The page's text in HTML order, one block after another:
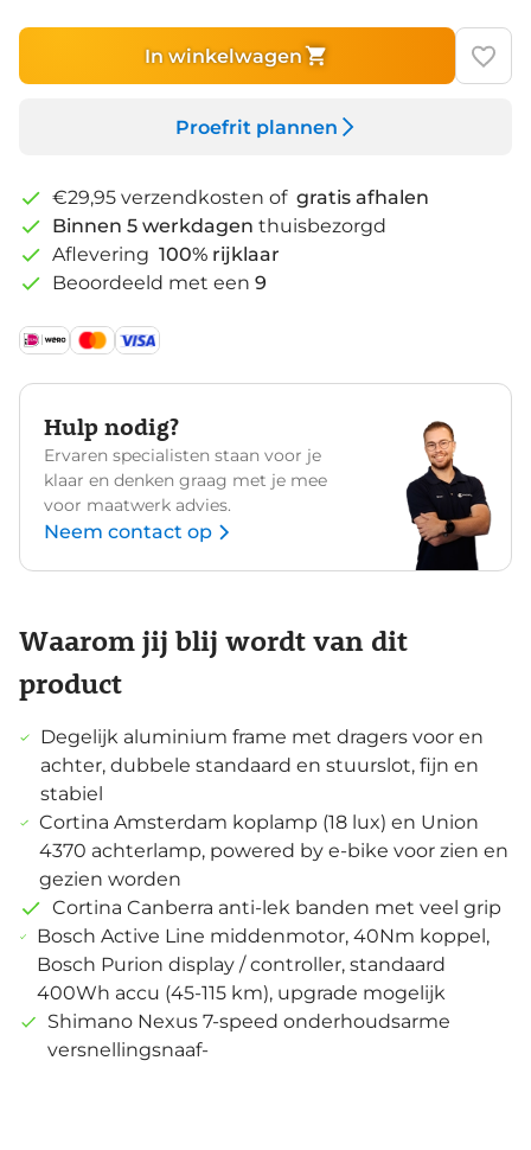
In winkelwagen
Proefrit plannen
€29,95 verzendkosten of gratis afhalen
Binnen 5 werkdagen thuisbezorgd
Aflevering 100% rijklaar
Beoordeeld met een 9
Hulp nodig?
Ervaren specialisten staan voor je
klaar en denken graag met je mee
voor maatwerk advies.
Neem contact op
Waarom jij blij wordt van dit
product
Degelijk aluminium frame met dragers voor en
achter, dubbele standaard en stuurslot, fijn en
stabiel
Cortina Amsterdam koplamp (18 lux) en Union
4370 achterlamp, powered by e-bike voor zien en
gezien worden
Cortina Canberra anti-lek banden met veel grip
Bosch Active Line middenmotor, 40Nm koppel,
Bosch Purion display / controller, standaard
400Wh accu (45-115 km), upgrade mogelijk
Shimano Nexus 7-speed onderhoudsarme
versnellingsnaaf-